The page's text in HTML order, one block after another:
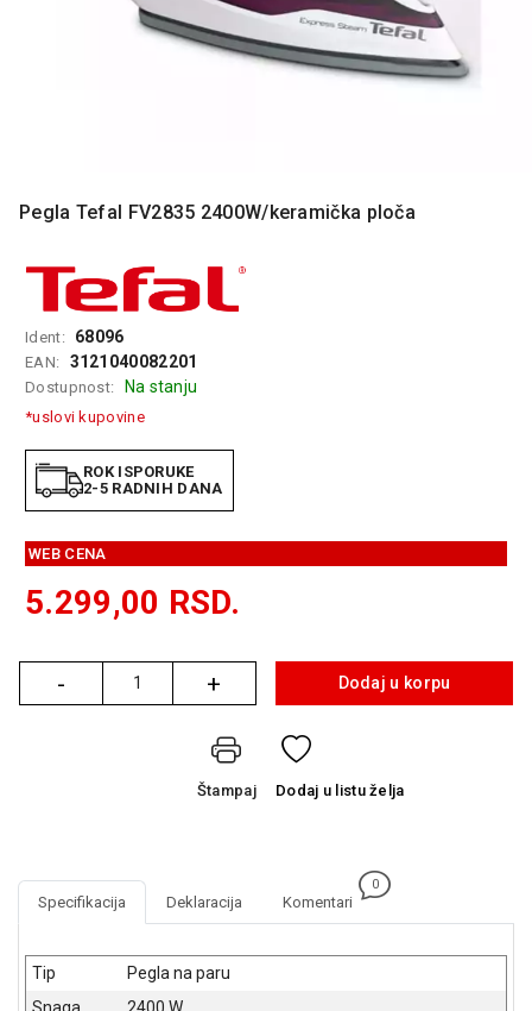
RAČUNARSKE
KOMPONENTE
RAČUNARSKE
PERIFERIJE
GAMING
EELEKTRO
ZAŠTITA
SOLARNI
SISTEMI
OPREMA
ŠTAMPAČI,
FOTOAPARATI
SIGURNOSNA
OPREMA
SOFTWARE
Pegla Tefal FV2835 2400W/keramička ploča
Ident: 68096
EAN: 3121040082201
Dostupnost: Na stanju
*uslovi kupovine
ROK ISPORUKE
2-5 RADNIH DANA
WEB CENA
5.299,00 RSD.
-
Količina + Dodaj u korpu
Štampaj Dodaj u listu želja
Specifikacija Deklaracija Komentari
0
Tip
Pegla na paru
Snaga
2400 W